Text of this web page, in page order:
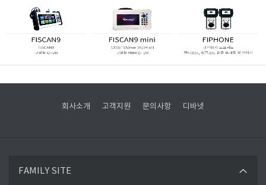
회사소개 고객지원 문의사항 디바넷
FAMILY SITE
디바넷 바로가기